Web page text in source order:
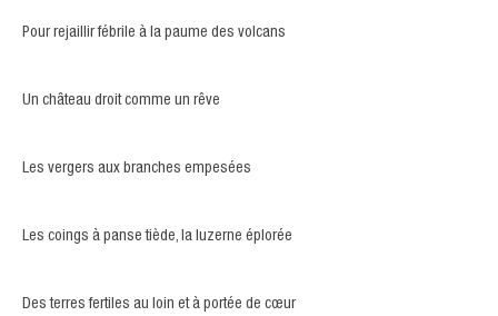
Pour rejaillir fébrile à la paume des volcans
Un château droit comme un rêve
Les vergers aux branches empesées
Les coings à panse tiède, la luzerne éplorée
Des terres fertiles au loin et à portée de cœur